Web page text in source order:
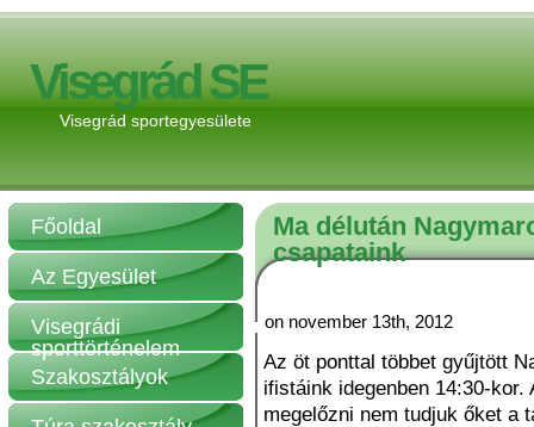
Visegrád SE
Visegrád sportegyesülete
Ma délután
csapataink
on november 13th, 2012
Az öt ponttal többet gyűjtött
ifistáink idegenben 14:30-
megelőzni nem tudjuk őket a
Főoldal
Az Egyesület
Visegrádi
sporttörténelem
Szakosztályok